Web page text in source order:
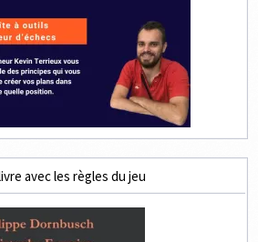
avec les règles du jeu